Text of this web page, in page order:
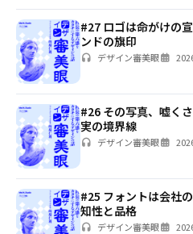
#27 ロゴは命がけの
ンドの旗印
デザイン審美眼
#26 その写真、嘘く
実の境界線
デザイン審美眼
#25 フォントは会社
知性と品格
デザイン審美眼